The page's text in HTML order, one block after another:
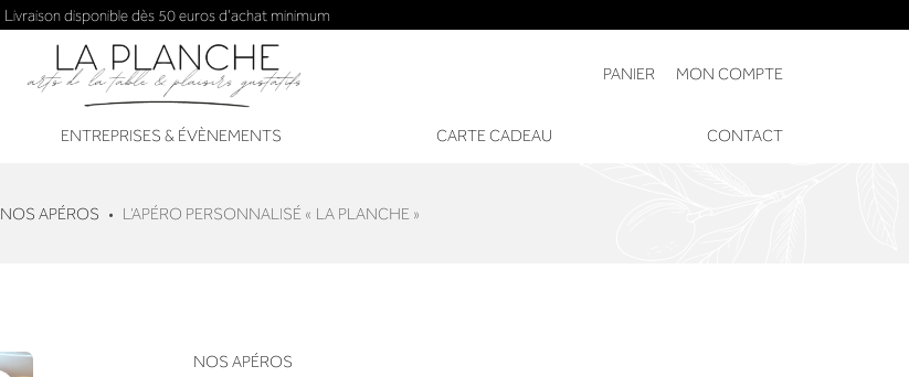
Livraison disponible dès 50 euros d'achat minimum
PANIER MON COMPTE
ENTREPRISES & ÉVÈNEMENTS CARTE CADEAU CONTACT
NOS APÉROS L’APÉRO PERSONNALISÉ « LA PLANCHE »
NOS APÉROS